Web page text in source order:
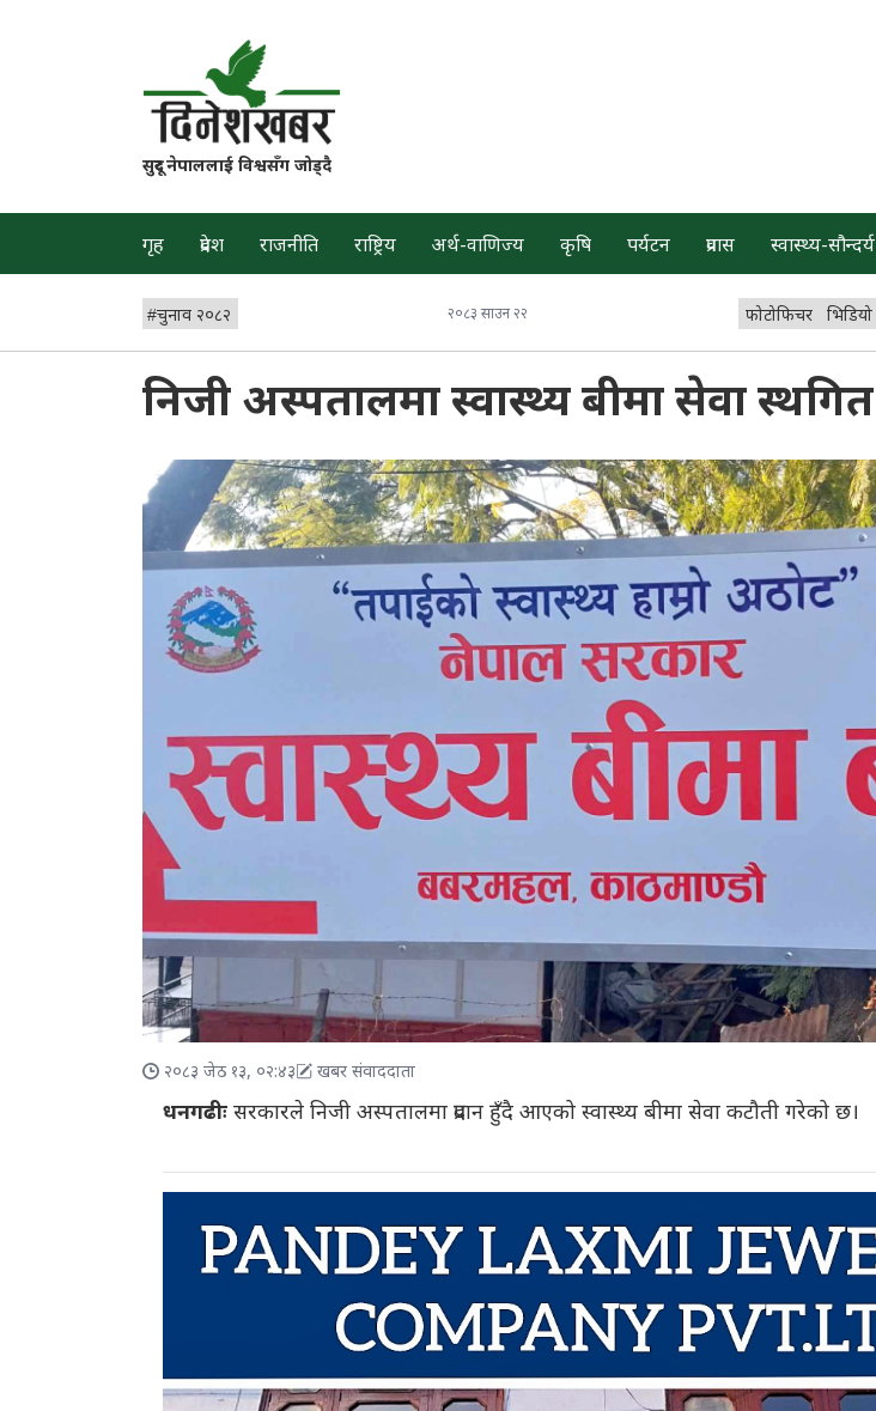
सुदूर नेपाललाई विश्वसँग जोड्दै
गृह प्रदेश राजनीति राष्ट्रिय अर्थ-वाणिज्य कृषि पर्यटन प्रवास स्वास्थ्य-सौन्दर्य
#चुनाव २०८२ २०८३ साउन २२ फोटोफिचर भिडियो
निजी अस्पतालमा स्वास्थ्य बीमा सेवा स्थगित
२०८३ जेठ १३, ०२:४३ खबर संवाददाता
धनगढीःसरकारले निजी अस्पतालमा प्रदान हुँदै आएको स्वास्थ्य बीमा सेवा कटौती गरेको छ।